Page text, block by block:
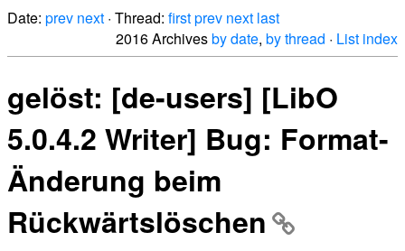
Date: prev next · Thread: firstprev next last
2016 Archivesby date, by thread · List index
gelöst: [de-users] [LibO
5.0.4.2 Writer] Bug: Format-
Änderung beim
Rückwärtslöschen